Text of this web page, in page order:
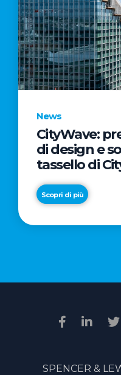
News
CityWave:
di design e
tassello di
Scopri di più
SPENCER &